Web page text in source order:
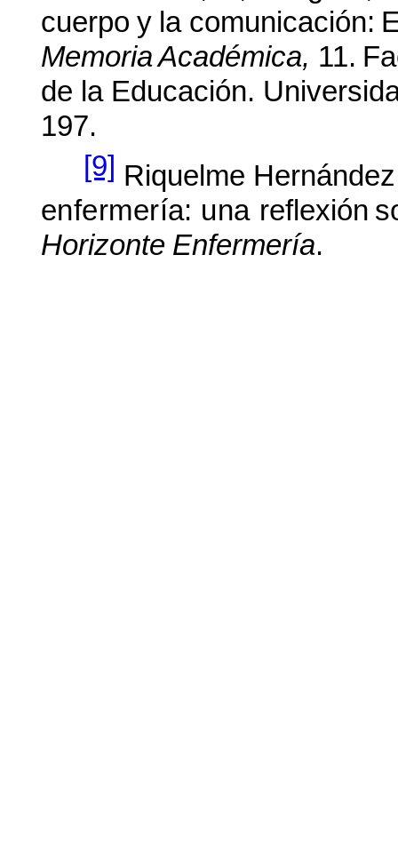
cuerpo y la comunicación:
MemoriaAcadémica, 11.
de la Educación.
197.
[9] Riquelme
enfermería: una reflexión
Horizonte Enfermería.